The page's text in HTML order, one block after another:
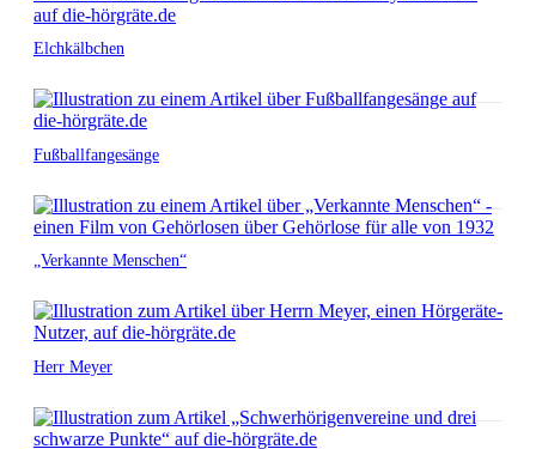
Elchkälbchen
Fußballfangesänge
„Verkannte Menschen“
Herr Meyer